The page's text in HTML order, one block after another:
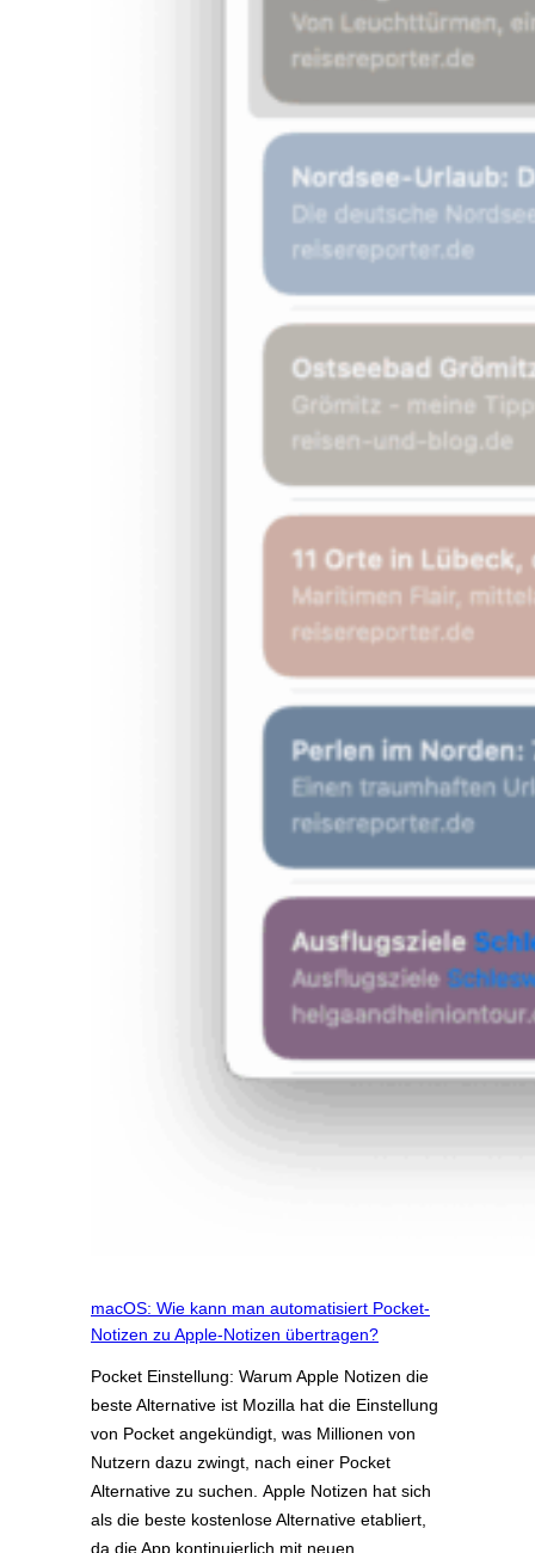
macOS: Wie kann man automatisiert Pocket-
Notizen zu Apple-Notizen übertragen?
Pocket Einstellung: Warum Apple Notizen die
beste Alternative ist Mozilla hat die Einstellung
von Pocket angekündigt, was Millionen von
Nutzern dazu zwingt, nach einer Pocket
Alternative zu suchen. Apple Notizen hat sich
als die beste kostenlose Alternative etabliert,
da die App kontinuierlich mit neuen